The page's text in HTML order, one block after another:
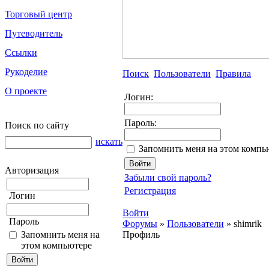
Торговый центр
Путеводитель
Ссылки
Рукоделие
О проекте
Поиск по сайту
искать
Авторизация
Логин
Пароль
Запомнить меня на
этом компьютере
Поиск Пользователи Правила
Логин:
Пароль:
Запомнить меня на этом
Забыли свой пароль?
Регистрация
Войти
Форумы » Пользователи » shimrik
Профиль